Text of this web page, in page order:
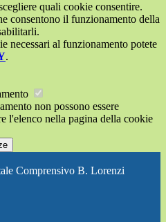
quali cookie consentire.
consentono il funzionamento della
necessari al funzionamento potete
.
non possono essere
l'elenco nella pagina della cookie
Comprensivo B. Lorenzi